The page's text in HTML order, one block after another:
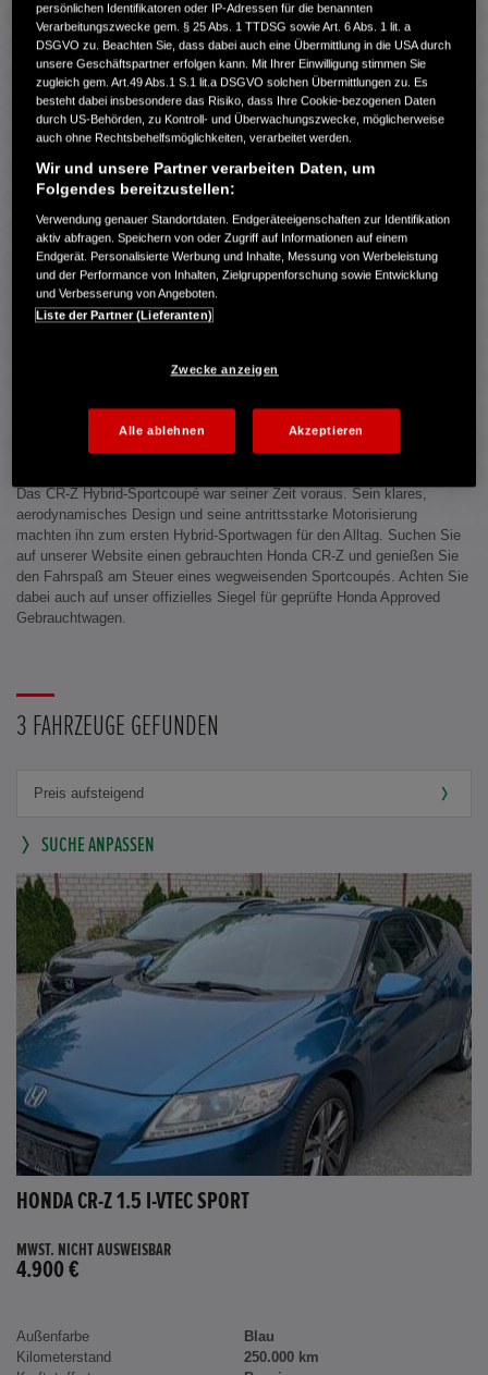
EIN SPORTLICHER HYBRID
UNSER WEGWEISENDES KONZEPT FÜR DAS KLASSISCHE COUPÉ
Das CR-Z Hybrid-Sportcoupé war seiner Zeit voraus. Sein klares,
aerodynamisches Design und seine antrittsstarke Motorisierung
machten ihn zum ersten Hybrid-Sportwagen für den Alltag. Suchen Sie
auf unserer Website einen gebrauchten Honda CR-Z und genießen Sie
den Fahrspaß am Steuer eines wegweisenden Sportcoupés. Achten Sie
dabei auch auf unser offizielles Siegel für geprüfte Honda Approved
Gebrauchtwagen.
3 FAHRZEUGE GEFUNDEN
SUCHE ANPASSEN
HONDA CR-Z 1.5 I-VTEC SPORT
MWST. NICHT AUSWEISBAR
4.900 €
Außenfarbe
Blau
Kilometerstand
250.000 km
persönlichen Identifikatoren oder IP-Adressen für die benannten
Verarbeitungszwecke gem. § 25 Abs. 1 TTDSG sowie Art. 6 Abs. 1 lit. a
DSGVO zu. Beachten Sie, dass dabei auch eine Übermittlung in die USA durch
unsere Geschäftspartner erfolgen kann. Mit Ihrer Einwilligung stimmen Sie
zugleich gem. Art.49 Abs.1 S.1 lit.a DSGVO solchen Übermittlungen zu. Es
besteht dabei insbesondere das Risiko, dass Ihre Cookie-bezogenen Daten
durch US-Behörden, zu Kontroll- und Überwachungszwecke, möglicherweise
auch ohne Rechtsbehelfsmöglichkeiten, verarbeitet werden.
Wir und unsere Partner verarbeiten Daten, um
Folgendes bereitzustellen:
Verwendung genauer Standortdaten. Endgeräteeigenschaften zur Identifikation
aktiv abfragen. Speichern von oder Zugriff auf Informationen auf einem
Endgerät. Personalisierte Werbung und Inhalte, Messung von Werbeleistung
und der Performance von Inhalten, Zielgruppenforschung sowie Entwicklung
und Verbesserung von Angeboten.
Liste der Partner (Lieferanten)
Zwecke anzeigen
Alle ablehnen Akzeptieren